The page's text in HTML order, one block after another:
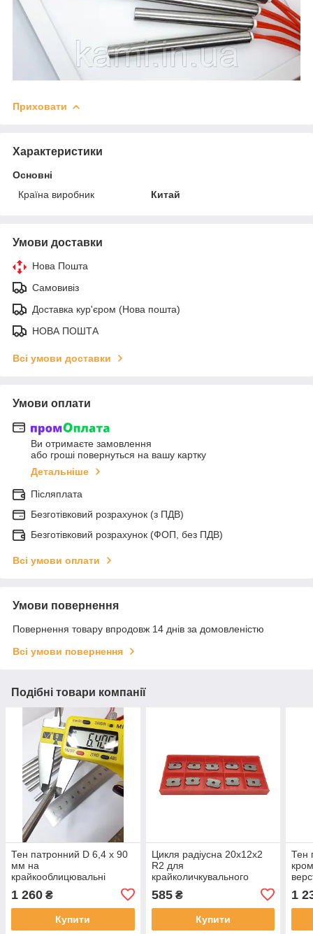
Приховати
Характеристики
Основні
Країна виробник
Китай
Умови доставки
Нова Пошта
Самовивіз
Доставка кур'єром (Нова пошта)
НОВА ПОШТА
Всі умови доставки
Умови оплати
Ви отримаєте замовлення
або гроші повернуться на вашу картку
Детальніше
Післяплата
Безготівковий розрахунок (з ПДВ)
Безготівковий розрахунок (ФОП, без ПДВ)
Всі умови оплати
Умови повернення
Повернення товару впродовж 14 днів за домовленістю
Всі умови повернення
Подібні товари компанії
Тен патронний D 6,4 х 90
мм на
крайкооблицювальні
1 260 ₴
Купити
Цикля радіусна 20х12x2
R2 для
крайколичкувального
верстата (SCM, HOMAG
Brandt, Biesse)
585₴
Купити
Тен
1